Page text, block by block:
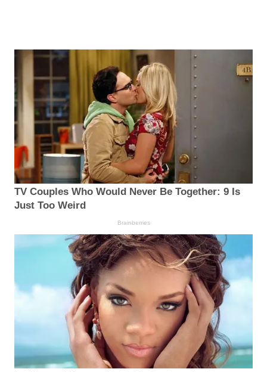
TV Couples Who Would Never Be Together: 9 Is
Just Too Weird
Brainberries